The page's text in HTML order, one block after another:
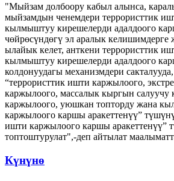
"Мыйзам долбоору кабыл алынса,
мыйзамдын ченемдери террористтик
кылмыштуу кирешелерди адалдоого
чөйрөсүндөгү эл аралык келишимдерге
ылайык келет, анткени террористтик
кылмыштуу кирешелерди адалдоого
колдонуудагы механизмдери
“террористтик ишти каржылоого,
каржылоого, массалык кыргын
каржылоого, уюшкан топторду жана
каржылоого каршы аракеттенүү”
ишти каржылоого каршы аракеттенүү”
топтоштурулат",-деп айтылат
Күнүнө